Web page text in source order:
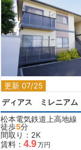
更新 07/25
ディアス ミレニアム
松本電気鉄道上高地線
徒歩5分
間取り：2K
賃料： 4.9万円